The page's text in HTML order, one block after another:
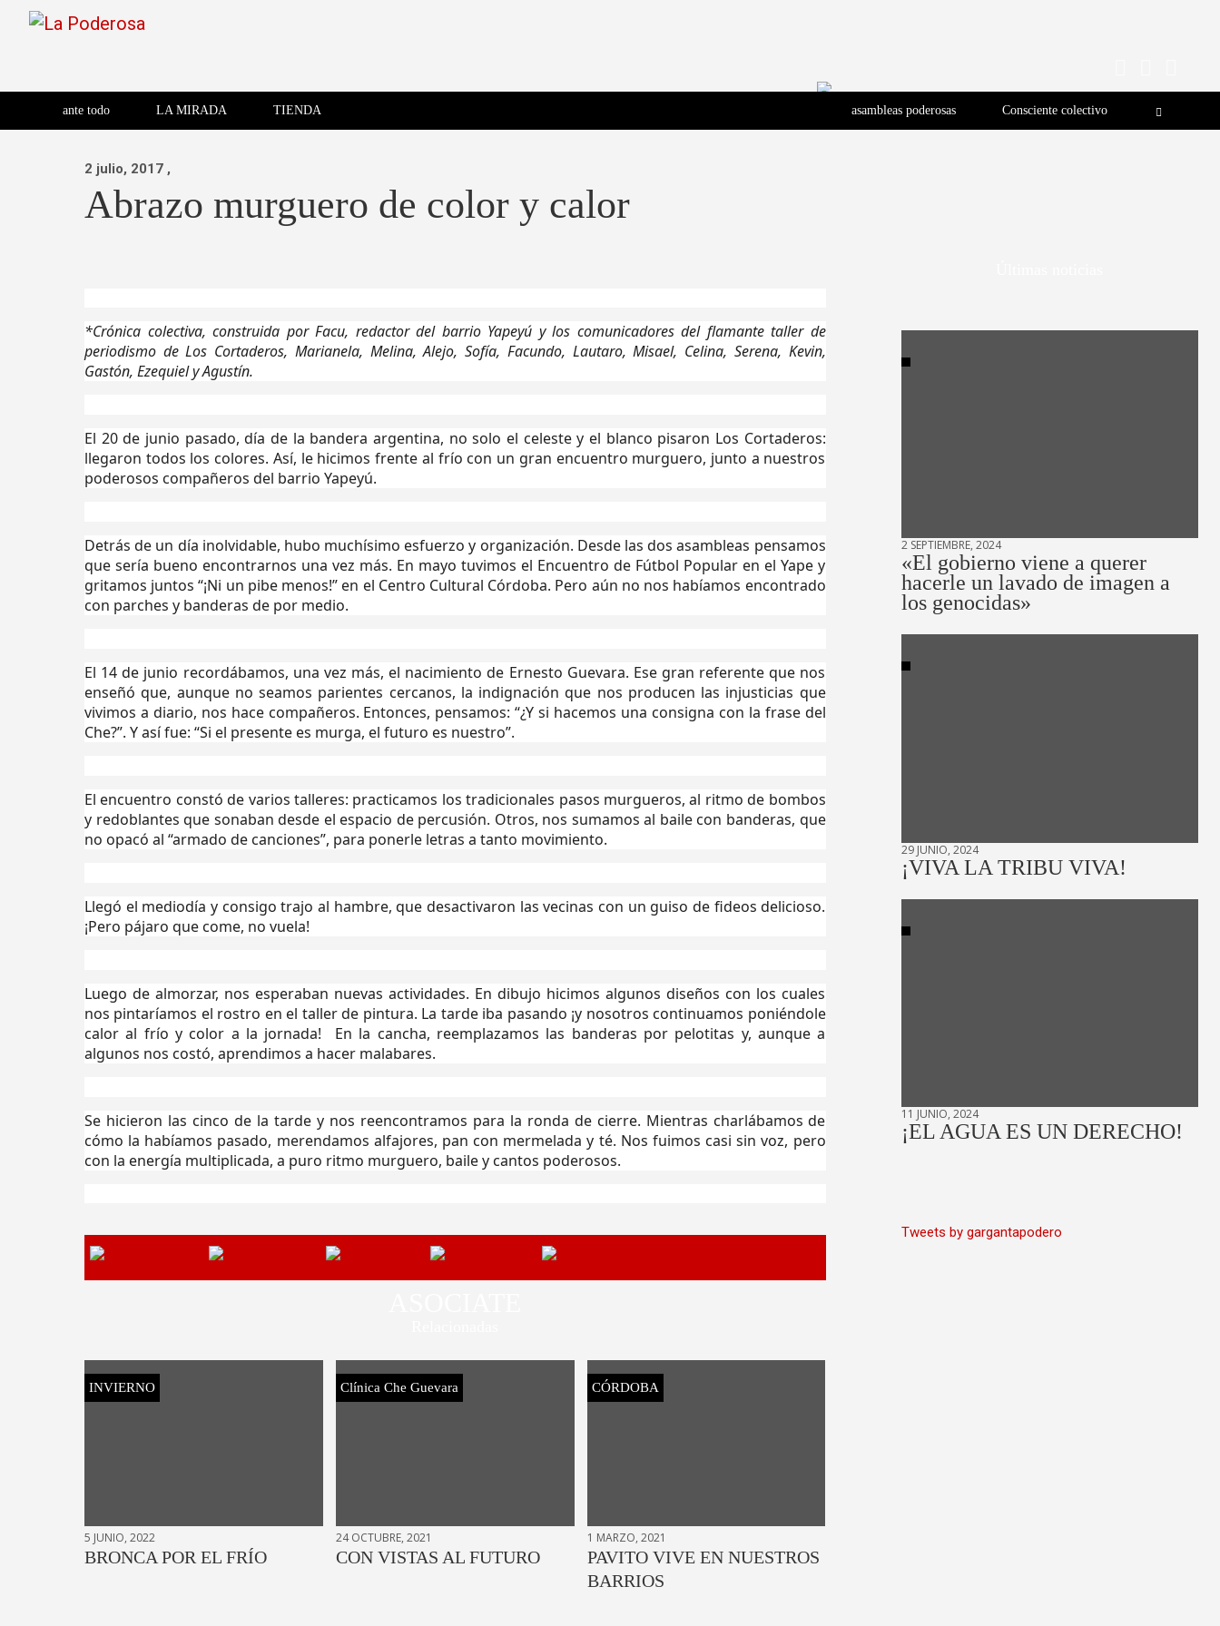
Saltar
La Poderosa
brazo literario del movimiento
La Poderosa
Revista de cultura villera, brazo literario del movimiento La Poderosa.
ante todo LA MIRADA TIENDA asambleas poderosas Consciente colectivo
2 julio, 2017 ,
Abrazo murguero de color y calor
*Crónica colectiva, construida por Facu, redactor del barrio Yapeyú y los comunicadores del flamante taller de
periodismo de Los Cortaderos, Marianela, Melina, Alejo, Sofía, Facundo, Lautaro, Misael, Celina, Serena, Kevin,
Gastón, Ezequiel y Agustín.
El 20 de junio pasado, día de la bandera argentina, no solo el celeste y el blanco pisaron Los Cortaderos:
llegaron todos los colores. Así, le hicimos frente al frío con un gran encuentro murguero, junto a nuestros
poderosos compañeros del barrio Yapeyú.
Detrás de un día inolvidable, hubo muchísimo esfuerzo y organización. Desde las dos asambleas pensamos
que sería bueno encontrarnos una vez más. En mayo tuvimos el Encuentro de Fútbol Popular en el Yape y
gritamos juntos “¡Ni un pibe menos!” en el Centro Cultural Córdoba. Pero aún no nos habíamos encontrado
con parches y banderas de por medio.
El 14 de junio recordábamos, una vez más, el nacimiento de Ernesto Guevara. Ese gran referente que nos
enseñó que, aunque no seamos parientes cercanos, la indignación que nos producen las injusticias que
vivimos a diario, nos hace compañeros. Entonces, pensamos: “¿Y si hacemos una consigna con la frase del
Che?”. Y así fue: “Si el presente es murga, el futuro es nuestro”.
El encuentro constó de varios talleres: practicamos los tradicionales pasos murgueros, al ritmo de bombos
y redoblantes que sonaban desde el espacio de percusión. Otros, nos sumamos al baile con banderas, que
no opacó al “armado de canciones”, para ponerle letras a tanto movimiento.
Llegó el mediodía y consigo trajo al hambre, que desactivaron las vecinas con un guiso de fideos delicioso.
¡Pero pájaro que come, no vuela!
Luego de almorzar, nos esperaban nuevas actividades. En dibujo hicimos algunos diseños con los cuales
nos pintaríamos el rostro en el taller de pintura. La tarde iba pasando ¡y nosotros continuamos poniéndole
calor al frío y color a la jornada! En la cancha, reemplazamos las banderas por pelotitas y, aunque a
algunos nos costó, aprendimos a hacer malabares.
Se hicieron las cinco de la tarde y nos reencontramos para la ronda de cierre. Mientras charlábamos de
cómo la habíamos pasado, merendamos alfajores, pan con mermelada y té. Nos fuimos casi sin voz, pero
con la energía multiplicada, a puro ritmo murguero, baile y cantos poderosos.
INVIERNO
5 JUNIO, 2022
BRONCA POR EL FRÍO
Clínica Che Guevara
24 OCTUBRE, 2021
CON VISTAS AL FUTURO
CÓRDOBA
1 MARZO, 2021
PAVITO VIVE EN NUESTROS
BARRIOS
2 SEPTIEMBRE, 2024
«El gobierno viene a querer
hacerle un lavado de imagen a
los genocidas»
29 JUNIO, 2024
¡VIVA LA TRIBU VIVA!
11 JUNIO, 2024
¡EL AGUA ES UN DERECHO!
Tweets by gargantapodero